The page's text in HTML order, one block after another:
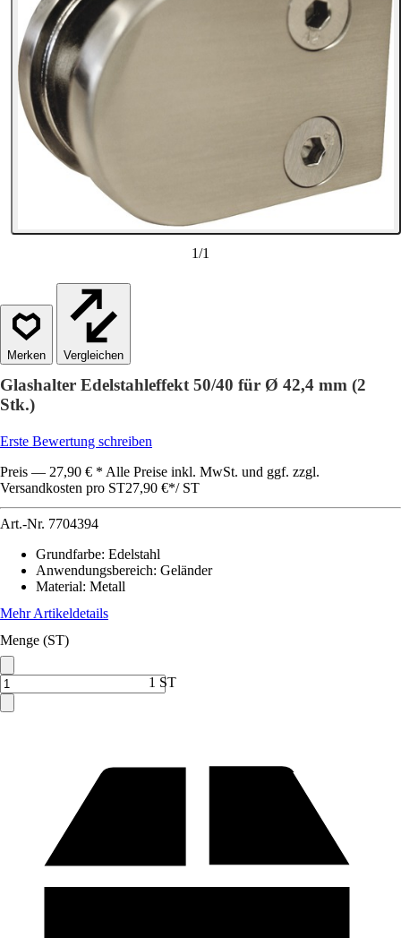
1/1
Vergleichen
Glashalter Edelstahleffekt 50/40 für Ø 42,4 mm (2
Stk.)
Erste Bewertung schreiben
Preis — 27,90 € * Alle Preise inkl. MwSt. und ggf. zzgl.
Versandkosten pro ST27,90 €*/ ST
Art.-Nr. 7704394
Grundfarbe: Edelstahl
Anwendungsbereich: Geländer
Material: Metall
Mehr Artikeldetails
Menge (ST)
1 ST